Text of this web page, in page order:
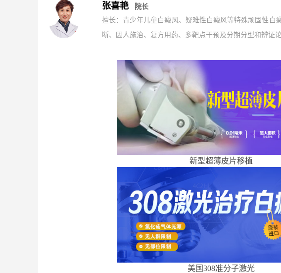
张喜艳
院长
擅长：青少年儿童白癜风、疑难性白癜风等特殊顽固性
断、因人施治、复方用药、多靶点干预及分期分型和辨证
新型超薄皮片移植
美国308准分子激光